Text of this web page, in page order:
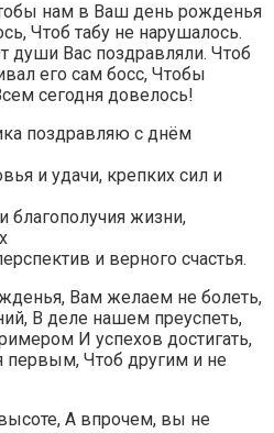
нам в Ваш день рожденья
Чтоб табу не нарушалось.
души Вас поздравляли. Чтоб
его сам босс, Чтобы
сегодня довелось!
поздравляю с днём
и удачи, крепких сил и
благополучия жизни,
и верного счастья.
Вам желаем не болеть,
В деле нашем преуспеть,
И успехов достигать,
Чтоб другим и не
А впрочем, вы не